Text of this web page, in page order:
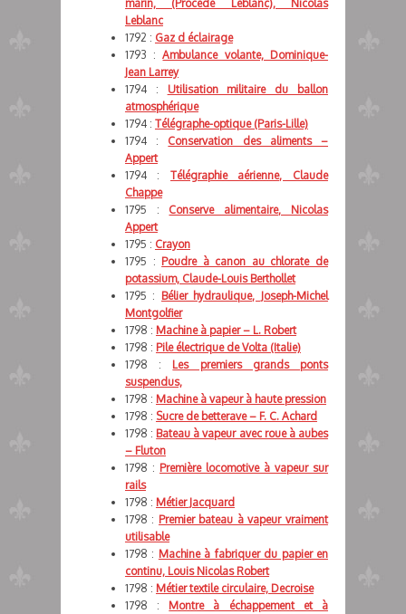
marin, (Procédé Leblanc), Nicolas
Leblanc
1792 : Gaz d éclairage
1793 :Ambulance volante, Dominique-
Jean Larrey
1794 : Utilisation militaire du ballon
atmosphérique
1794 : Télégraphe-optique (Paris-Lille)
1794 : Conservation des aliments –
Appert
1794 : Télégraphie aérienne, Claude
Chappe
1795 : Conserve alimentaire, Nicolas
Appert
1795 : Crayon
1795 : Poudre à canon au chlorate de
potassium, Claude-Louis Berthollet
1795 : Bélier hydraulique, Joseph-Michel
Montgolfier
1798 : Machine à papier – L. Robert
1798 : Pile électrique de Volta (Italie)
1798 : Les premiers grands ponts
suspendus,
1798 : Machine à vapeur à haute pression
1798 : Sucre de betterave – F. C. Achard
1798 : Bateau à vapeur avec roue à aubes
– Fluton
1798 : Première locomotive à vapeur sur
rails
1798 : Métier Jacquard
1798 : Premier bateau à vapeur vraiment
utilisable
1798 : Machine à fabriquer du papier en
continu, Louis Nicolas Robert
1798 : Métier textile circulaire, Decroise
1798 : Montre à échappement et à